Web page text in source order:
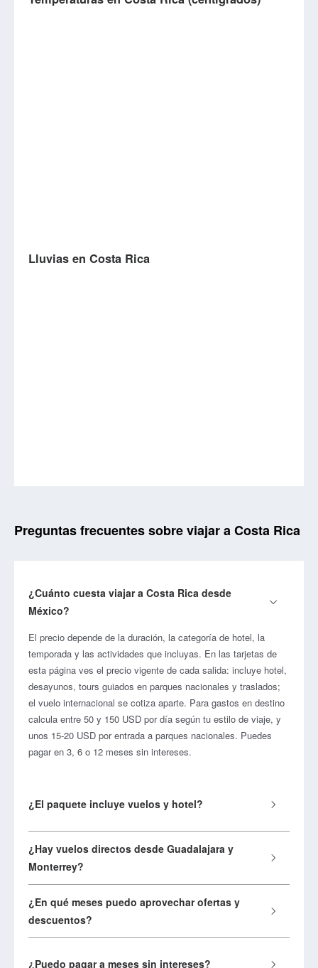
Lluvias en Costa Rica
Preguntas frecuentes sobre viajar a Costa Rica
¿Cuánto cuesta viajar a Costa Rica desde
México?
El precio depende de la duración, la categoría de hotel, la
temporada y las actividades que incluyas. En las tarjetas de
esta página ves el precio vigente de cada salida: incluye hotel,
desayunos, tours guiados en parques nacionales y traslados;
el vuelo internacional se cotiza aparte. Para gastos en destino
calcula entre 50 y 150 USD por día según tu estilo de viaje, y
unos 15-20 USD por entrada a parques nacionales. Puedes
pagar en 3, 6 o 12 meses sin intereses.
¿El paquete incluye vuelos y hotel?
¿Hay vuelos directos desde Guadalajara y
Monterrey?
¿En qué meses puedo aprovechar ofertas y
descuentos?
¿Puedo pagar a meses sin intereses?